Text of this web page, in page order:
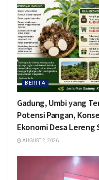
BERITA
Gadung, Umbi yang
Potensi Pangan,
Ekonomi Desa Lereng
AUGUST 2, 2026